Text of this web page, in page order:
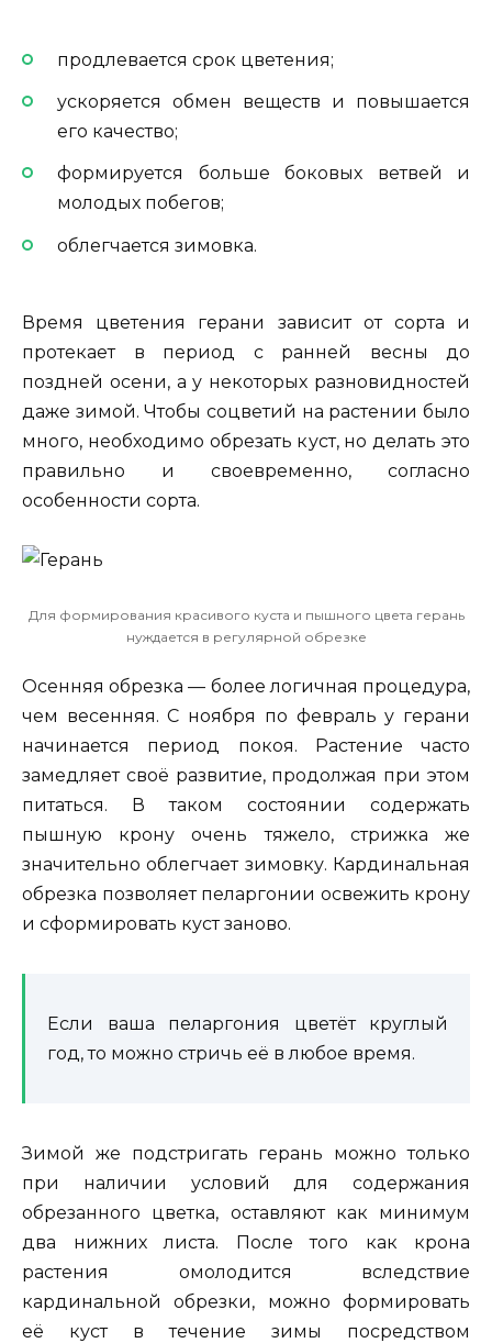
продлевается срок цветения;
ускоряется обмен веществ и повышается
его качество;
формируется больше боковых ветвей и
молодых побегов;
облегчается зимовка.
Время цветения герани зависит от сорта и
протекает в период с ранней весны до
поздней осени, а у некоторых разновидностей
даже зимой. Чтобы соцветий на растении было
много, необходимо обрезать куст, но делать это
правильно и своевременно, согласно
особенности сорта.
Для формирования красивого куста и пышного цвета герань
нуждается в регулярной обрезке
Осенняя обрезка — более логичная процедура,
чем весенняя. С ноября по февраль у герани
начинается период покоя. Растение часто
замедляет своё развитие, продолжая при этом
питаться. В таком состоянии содержать
пышную крону очень тяжело, стрижка же
значительно облегчает зимовку. Кардинальная
обрезка позволяет пеларгонии освежить крону
и сформировать куст заново.
Если ваша пеларгония цветёт круглый
год, то можно стричь её в любое время.
Зимой же подстригать герань можно только
при наличии условий для содержания
обрезанного цветка, оставляют как минимум
два нижних листа. После того как крона
растения омолодится вследствие
кардинальной обрезки, можно формировать
её куст в течение зимы посредством